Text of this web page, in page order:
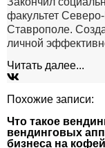
факультет Северо-
Ставрополе.
личной
Читать далее...
Похожие записи:
Что такое
вендинговых
бизнеса на